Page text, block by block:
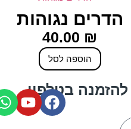
הדרים נגוהות
40.00 ₪
הוספה לסל
בטלפון